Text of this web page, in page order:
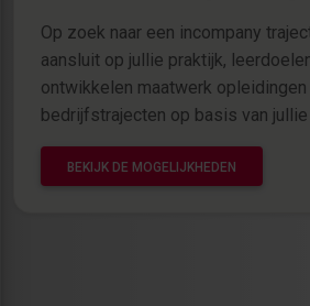
Op zoek naar een incompany
aansluit op jullie praktijk,
ontwikkelen maatwerk opleidingen
bedrijfstrajecten op basis van jullie
BEKIJK DE MOGELIJKHEDEN